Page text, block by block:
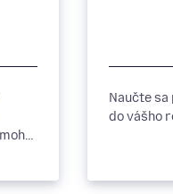
Naučte
do vášho